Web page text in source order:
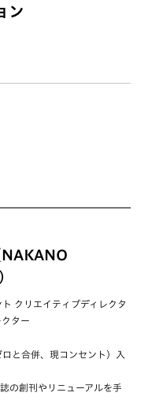
ン
NAKANO
クリエイティブディレクタ
ター
と合併、現コンセント）⼊
の創刊やリニューアルを⼿